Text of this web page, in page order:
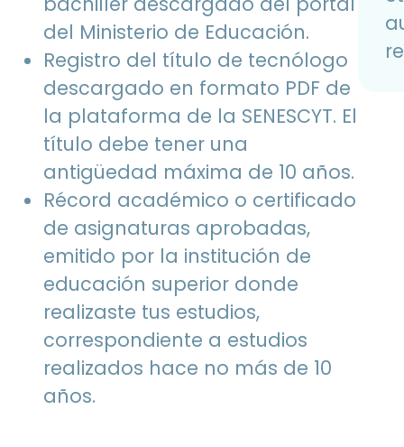
del Ministerio de Educación.
Registro del título de tecnólogo
descargado en formato PDF de
la plataforma de la SENESCYT. El
título debe tener una
antigüedad máxima de 10 años.
Récord académico o certificado
de asignaturas aprobadas,
emitido por la institución de
educación superior donde
realizaste tus estudios,
correspondiente a estudios
realizados hace no más de 10
años.